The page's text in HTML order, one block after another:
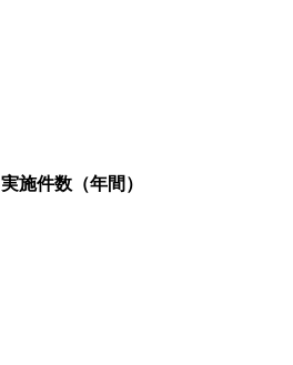
実施件数（年間）